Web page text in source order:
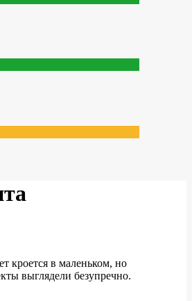
кроется в маленьком, но
выглядели безупречно.